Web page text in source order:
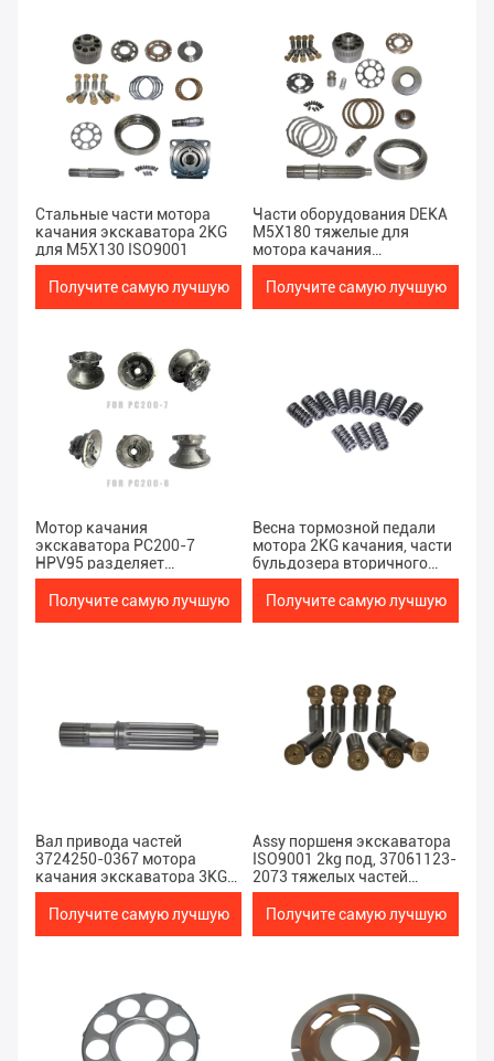
Стальные части мотора
качания экскаватора 2KG
для M5X130 ISO9001
Получите самую лучшую
Части оборудования DEKA
M5X180 тяжелые для
мотора качания
экскаватора
Получите самую лучшую
Мотор качания
экскаватора PC200-7
HPV95 разделяет
гидравлическую пользу
Indusry
Получите самую лучшую
Весна тормозной педали
мотора 2KG качания, части
бульдозера вторичного
рынка M5X130
Получите самую лучшую
Вал привода частей
3724250-0367 мотора
качания экскаватора 3KG
всеобщий
Получите самую лучшую
Assy поршеня экскаватора
ISO9001 2kg под, 37061123-
2073 тяжелых частей
строительного
оборудования
Получите самую лучшую